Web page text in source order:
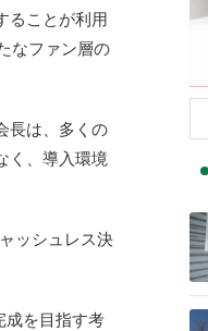
ることが利用
なファン層の
長は、多くの
く、導入環境
ッシュレス決
成を目指す考